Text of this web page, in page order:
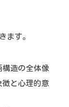
ます。
構造の全体像
徴と心理的意